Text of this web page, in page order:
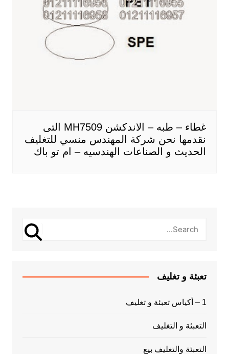
غطاء – طبه – الاندكشن MH7509 التى
نقدمها نحن شركة المهندس منسي للتغليف
الحديث و الصناعات الهندسيه – ام تو باك
تعبئة و تغليف
1 – أكياس تعبئة و تغليف
التعبئة و التغليف
التعبئة والتغليف بيع